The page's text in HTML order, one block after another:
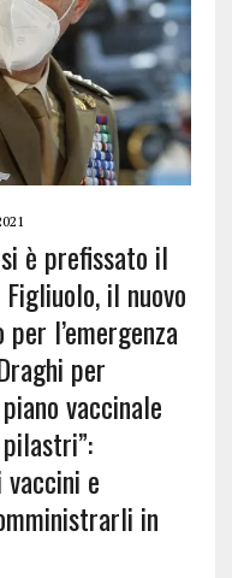
è prefissato il
il nuovo
l’emergenza
per
vaccinale
e
in